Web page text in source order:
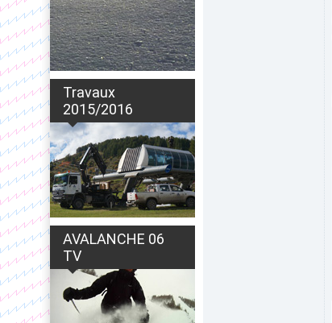
Travaux
2015/2016
AVALANCHE 06
TV